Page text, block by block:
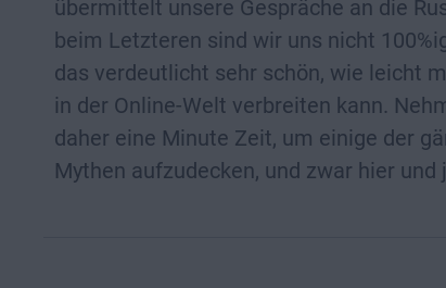
übermittelt unsere Gespräche an die
beim Letzteren sind wir uns nicht
das verdeutlicht sehr schön, wie leicht
in der Online-Welt verbreiten kann.
daher eine Minute Zeit, um einige der
Mythen aufzudecken, und zwar hier und